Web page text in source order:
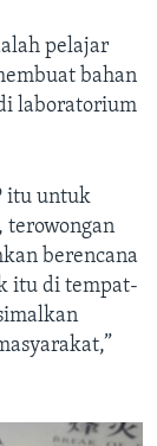
pelajar
bahan
laboratorium
itu untuk
terowongan
berencana
itu di tempat-